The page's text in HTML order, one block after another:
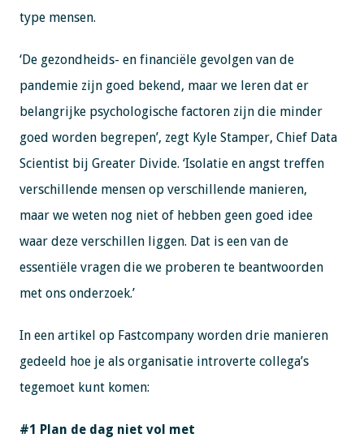
type mensen.
‘De gezondheids- en financiële gevolgen van de
pandemie zijn goed bekend, maar we leren dat er
belangrijke psychologische factoren zijn die minder
goed worden begrepen’, zegt Kyle Stamper, Chief Data
Scientist bij Greater Divide. ‘Isolatie en angst treffen
verschillende mensen op verschillende manieren,
maar we weten nog niet of hebben geen goed idee
waar deze verschillen liggen. Dat is een van de
essentiële vragen die we proberen te beantwoorden
met ons onderzoek.’
In een artikel op Fastcompany worden drie manieren
gedeeld hoe je als organisatie introverte collega’s
tegemoet kunt komen:
#1 Plan de dag niet vol met